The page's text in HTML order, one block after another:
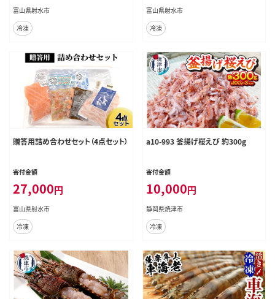
富山県射水市
冷凍
富山県射水市
冷凍
贈答用詰め合わせセット（4点セット）
寄付金額
27,000円
富山県射水市
冷凍
a10-993 釜揚げ桜えび 約300g
寄付金額
10,000円
静岡県焼津市
冷凍